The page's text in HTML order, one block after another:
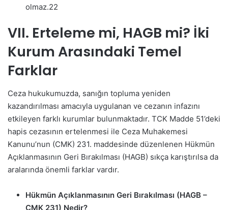
olmaz.22
VII. Erteleme mi, HAGB mi? İki
Kurum Arasındaki Temel
Farklar
Ceza hukukumuzda, sanığın topluma yeniden
kazandırılması amacıyla uygulanan ve cezanın infazını
etkileyen farklı kurumlar bulunmaktadır. TCK Madde 51’deki
hapis cezasının ertelenmesi ile Ceza Muhakemesi
Kanunu’nun (CMK) 231. maddesinde düzenlenen Hükmün
Açıklanmasının Geri Bırakılması (HAGB) sıkça karıştırılsa da
aralarında önemli farklar vardır.
Hükmün Açıklanmasının Geri Bırakılması (HAGB –
CMK 231) Nedir?